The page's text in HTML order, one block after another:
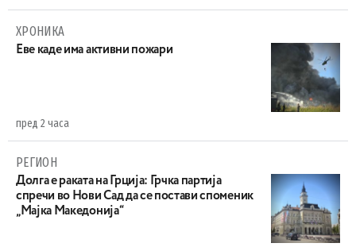
ХРОНИКА
Eве каде има активни пожари
пред 2 часа
РЕГИОН
Долга е раката на Грција: Грчка партија
спречи во Нови Сад да се постави споменик
„Мајка Македонија“